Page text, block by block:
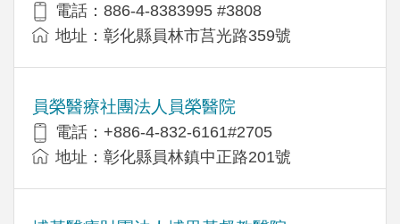
電話：886-4-8383995 #3808
地址：彰化縣員林市莒光路359號
員榮醫療社團法人員榮醫院
電話：+886-4-832-6161#2705
地址：彰化縣員林鎮中正路201號